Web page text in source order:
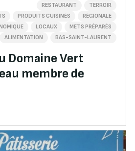
ALIMENTATION BAS-SAINT-LAURENT
LOCAUX METS PRÉPARÉS
PRODUITS CUISINÉS RÉGIONALE
RESTAURANT TERROIR
Domaine Vert
membre de